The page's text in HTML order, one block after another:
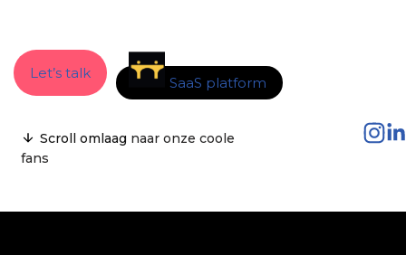
Let’s talk
SaaS platform
Scroll omlaag naar onze coole
fans